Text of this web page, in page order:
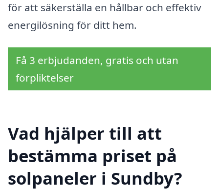
för att säkerställa en hållbar och effektiv
energilösning för ditt hem.
Få 3 erbjudanden, gratis och utan
förpliktelser
Vad hjälper till att
bestämma priset på
solpaneler i Sundby?